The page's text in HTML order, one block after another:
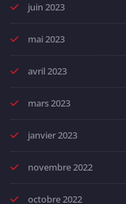
juin 2023
mai 2023
avril 2023
mars 2023
janvier 2023
novembre 2022
octobre 2022